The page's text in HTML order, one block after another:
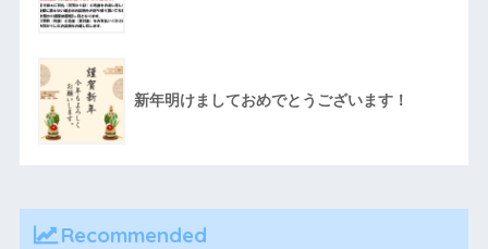
新年明けましておめでとうございます！
Recommended